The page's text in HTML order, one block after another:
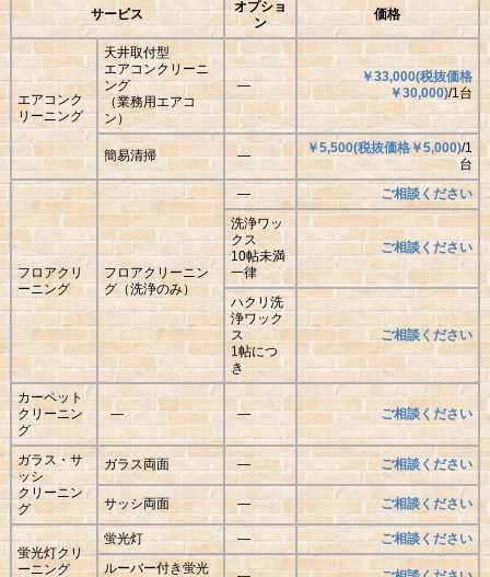
サービス
オプショ
ン
価格
エアコンク
リーニング
天井取付型
エアコンクリーニ
ング
（業務用エアコ
ン）
―
￥33,000(税抜価格
￥30,000)/1台
簡易清掃 ― ￥5,500(税抜価格￥5,000)/1
台
フロアクリ
ーニング
フロアクリーニン
グ（洗浄のみ）
―
ご相談ください
洗浄ワッ
クス
10帖未満
一律
ご相談ください
ハクリ洗
浄ワック
ス
1帖につ
き
ご相談ください
カーペット
クリーニン
グ
― ― ご相談ください
ガラス・サ
ッシ
クリーニン
グ
ガラス両面 ― ご相談ください
サッシ両面 ― ご相談ください
蛍光灯クリ
ーニング
蛍光灯 ―
ご相談ください
ルーバー付き蛍光